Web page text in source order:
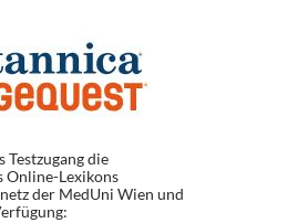
Testzugang die
Online-Lexikons
der MedUni Wien und